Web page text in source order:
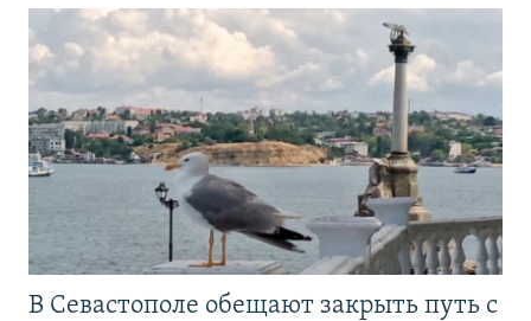
В Севастополе обещают закрыть путь с